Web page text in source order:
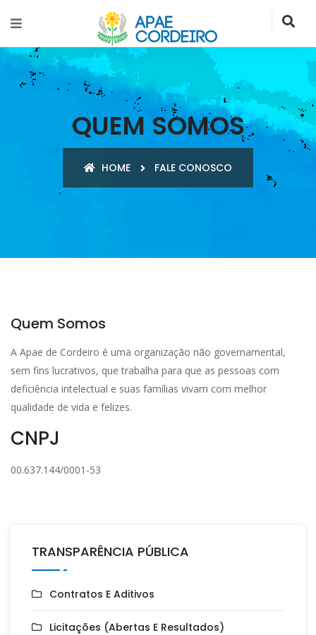
QUEM SOMOS
HOME FALE CONOSCO
Quem Somos
A Apae de Cordeiro é uma organização não governamental,
sem fins lucrativos, que trabalha para que as pessoas com
deficiência intelectual e suas famílias vivam com melhor
qualidade de vida e felizes.
CNPJ
00.637.144/0001-53
TRANSPARÊNCIA PÚBLICA
Contratos E Aditivos
Licitações (Abertas E Resultados)